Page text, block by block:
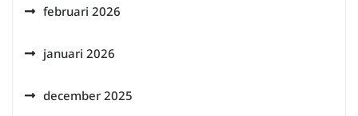
februari 2026
januari 2026
december 2025